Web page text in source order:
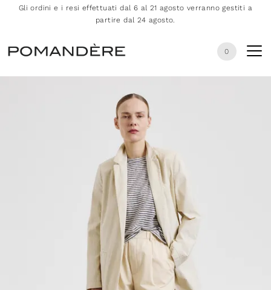
Gli ordini e i resi effettuati dal 6 al 21 agosto verranno gestiti a
partire dal 24 agosto.
0